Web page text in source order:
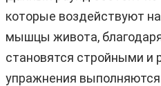
которые воздействуют
мышцы живота,
становятся стройными и
упражнения выполняются